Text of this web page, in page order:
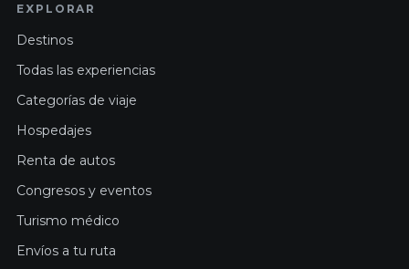
EXPLORAR
Destinos
Todas las experiencias
Categorías de viaje
Hospedajes
Renta de autos
Congresos y eventos
Turismo médico
Envíos a tu ruta